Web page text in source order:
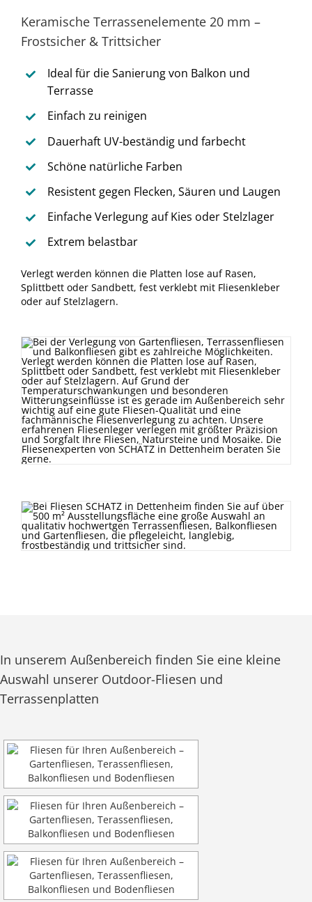
Keramische Terrassenelemente 20 mm –
Frostsicher & Trittsicher
Ideal für die Sanierung von Balkon und
Terrasse
Einfach zu reinigen
Dauerhaft UV-beständig und farbecht
Schöne natürliche Farben
Resistent gegen Flecken, Säuren und Laugen
Einfache Verlegung auf Kies oder Stelzlager
Extrem belastbar
Verlegt werden können die Platten lose auf Rasen,
Splittbett oder Sandbett, fest verklebt mit Fliesenkleber
oder auf Stelzlagern.
In unserem Außenbereich finden Sie eine kleine
Auswahl unserer Outdoor-Fliesen und
Terrassenplatten